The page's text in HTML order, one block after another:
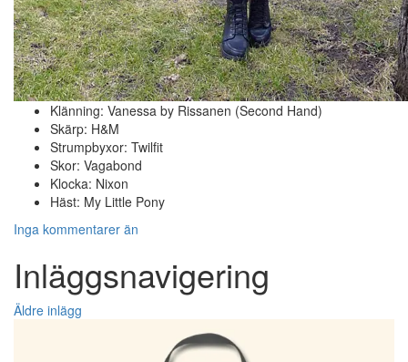
Klänning: Vanessa by Rissanen (Second Hand)
Skärp: H&M
Strumpbyxor: Twilfit
Skor: Vagabond
Klocka: Nixon
Häst: My Little Pony
Inga kommentarer än
Inläggsnavigering
Äldre inlägg